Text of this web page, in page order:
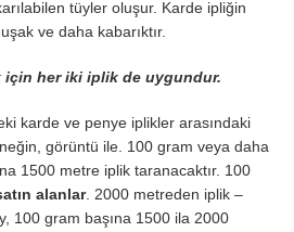
tüyler oluşur. Karde ipliğin
ve daha kabarıktır.
için her iki iplik de uygundur.
karde ve penye iplikler arasındaki
görüntü ile. 100 gram veya daha
1500 metre iplik taranacaktır. 100
alanlar. 2000 metreden iplik –
100 gram başına 1500 ila 2000